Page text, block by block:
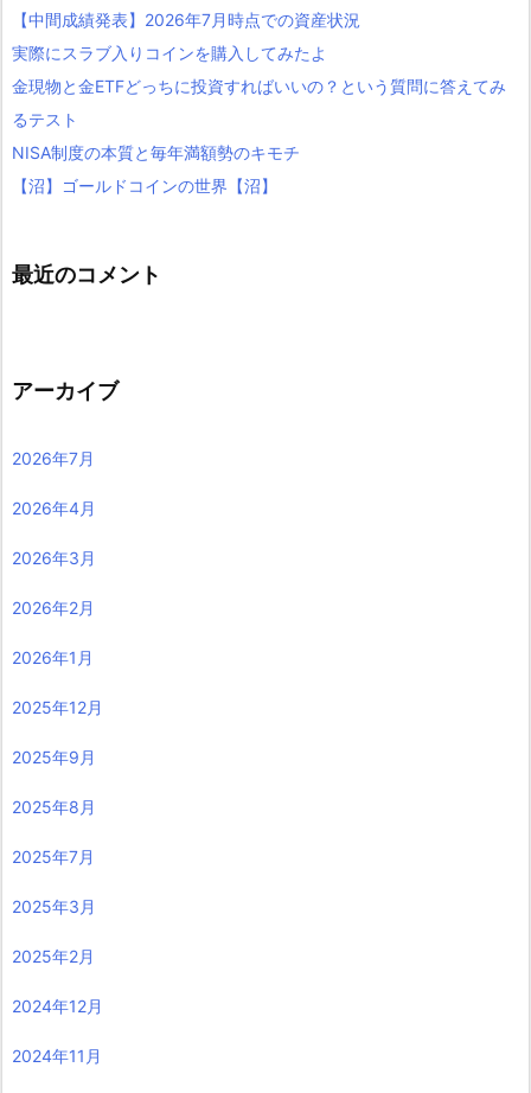
【中間成績発表】2026年7月時点での資産状況
実際にスラブ入りコインを購入してみたよ
金現物と金ETFどっちに投資すればいいの？という質問に答えてみ
るテスト
NISA制度の本質と毎年満額勢のキモチ
【沼】ゴールドコインの世界【沼】
最近のコメント
アーカイブ
2026年7月
2026年4月
2026年3月
2026年2月
2026年1月
2025年12月
2025年9月
2025年8月
2025年7月
2025年3月
2025年2月
2024年12月
2024年11月